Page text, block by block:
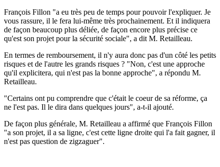
François Fillon "a eu très peu de temps pour pouvoir l'expliquer. Je
vous rassure, il le fera lui-même très prochainement. Et il indiquera
de façon beaucoup plus déliée, de façon encore plus précise ce
qu'est son projet pour la sécurité sociale", a dit M. Retailleau.
En termes de remboursement, il n'y aura donc pas d'un côté les petits
risques et de l'autre les grands risques ? "Non, c'est une approche
qu'il explicitera, qui n'est pas la bonne approche", a répondu M.
Retailleau.
"Certains ont pu comprendre que c'était le coeur de sa réforme, ça
ne l'est pas. Il le dira dans quelques jours", a-t-il ajouté.
De façon plus générale, M. Retailleau a affirmé que François Fillon
"a son projet, il a sa ligne, c'est cette ligne droite qui l'a fait gagner, il
n'est pas question de zigzaguer".